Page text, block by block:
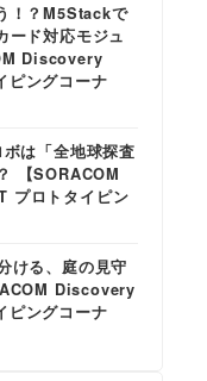
！？M5Stackで
ード対応モジュ
Discovery
ングコーナ
は「全地球探査
【SORACOM
ロトタイピン
ける、庭の見守
Discovery
ングコーナ